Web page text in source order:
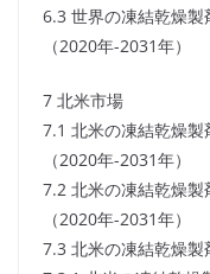
6.3 世界の凍結乾燥製
（2020年-2031年）
7 北米市場
7.1 北米の凍結乾燥製
（2020年-2031年）
7.2 北米の凍結乾燥製
（2020年-2031年）
7.3 北米の凍結乾燥製